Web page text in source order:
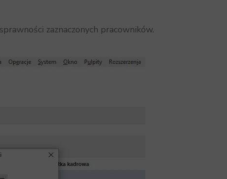
zaznaczonych pracowników.